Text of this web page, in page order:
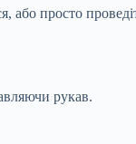
просто
рукав.